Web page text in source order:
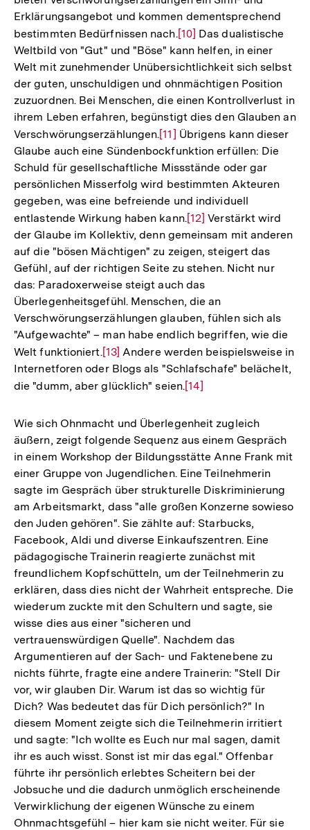
Erklärungsangebot und kommen dementsprechend
bestimmten Bedürfnissen nach.Zur
Auflösung
der
Fußnote
[10] Das dualistische
Weltbild von "Gut" und "Böse" kann helfen, in einer
Welt mit zunehmender Unübersichtlichkeit sich selbst
der guten, unschuldigen und ohnmächtigen Position
zuzuordnen. Bei Menschen, die einen Kontrollverlust in
ihrem Leben erfahren, begünstigt dies den Glauben an
Verschwörungserzählungen.Zur
Auflösung
der
Fußnote
[11] Übrigens kann dieser
Glaube auch eine Sündenbockfunktion erfüllen: Die
Schuld für gesellschaftliche Missstände oder gar
persönlichen Misserfolg wird bestimmten Akteuren
gegeben, was eine befreiende und individuell
entlastende Wirkung haben kann.Zur
Auflösung
der
Fußnote
[12] Verstärkt wird
der Glaube im Kollektiv, denn gemeinsam mit anderen
auf die "bösen Mächtigen" zu zeigen, steigert das
Gefühl, auf der richtigen Seite zu stehen. Nicht nur
das: Paradoxerweise steigt auch das
Überlegenheitsgefühl. Menschen, die an
Verschwörungserzählungen glauben, fühlen sich als
"Aufgewachte" – man habe endlich begriffen, wie die
Welt funktioniert.Zur
Auflösung
der
[13] Andere werden beispielsweise in
Internetforen oder Blogs als "Schlafschafe" belächelt,
die "dumm, aber glücklich" seien.Zur
der
Fußnote
[14]
Wie sich Ohnmacht und Überlegenheit zugleich
äußern, zeigt folgende Sequenz aus einem Gespräch
in einem Workshop der Bildungsstätte Anne Frank mit
einer Gruppe von Jugendlichen. Eine Teilnehmerin
sagte im Gespräch über strukturelle Diskriminierung
am Arbeitsmarkt, dass "alle großen Konzerne sowieso
den Juden gehören". Sie zählte auf: Starbucks,
Facebook, Aldi und diverse Einkaufszentren. Eine
pädagogische Trainerin reagierte zunächst mit
freundlichem Kopfschütteln, um der Teilnehmerin zu
erklären, dass dies nicht der Wahrheit entspreche. Die
wiederum zuckte mit den Schultern und sagte, sie
wisse dies aus einer "sicheren und
vertrauenswürdigen Quelle". Nachdem das
Argumentieren auf der Sach- und Faktenebene zu
nichts führte, fragte eine andere Trainerin: "Stell Dir
vor, wir glauben Dir. Warum ist das so wichtig für
Dich? Was bedeutet das für Dich persönlich?" In
diesem Moment zeigte sich die Teilnehmerin irritiert
und sagte: "Ich wollte es Euch nur mal sagen, damit
ihr es auch wisst. Sonst ist mir das egal." Offenbar
führte ihr persönlich erlebtes Scheitern bei der
Jobsuche und die dadurch unmöglich erscheinende
Verwirklichung der eigenen Wünsche zu einem
Ohnmachtsgefühl – hier kam sie nicht weiter. Für sie